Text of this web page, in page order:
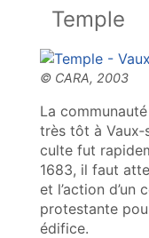
Temple
La
très tôt à
culte fut
1683, il faut
et l’action d’un
protestante
édifice.